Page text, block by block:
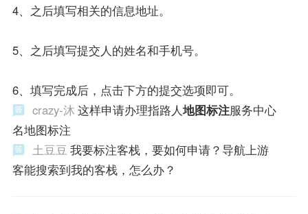
4、之后填写相关的信息地址。
5、之后填写提交人的姓名和手机号。
6、填写完成后，点击下方的提交选项即可。
crazy-沐 这样申请办理指路人地图标注服务中心
名地图标注
土豆豆 我要标注客栈，要如何申请？导航上游
客能搜索到我的客栈，怎么办？